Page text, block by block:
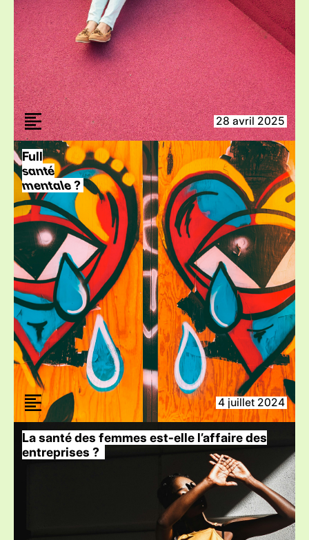
28 avril 2025
Full
santé
mentale?
4 juillet 2024
La santé des femmes est-elle l’affaire des
entreprises ?